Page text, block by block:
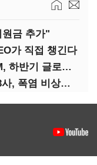
원금 추가"
가 직접 챙긴다
티빙·콘텐츠 IP 키운다…CJ ENM, 하반기 글로벌 확장 가속
작업자·통신망 이중 관리…통신3사, 폭염 비상대응 돌입